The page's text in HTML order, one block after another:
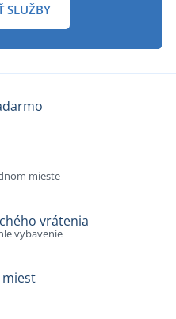
SLUŽBY
mieste
vrátenia
vybavenie
miest